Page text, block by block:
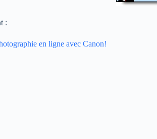
:
en ligne avec Canon!